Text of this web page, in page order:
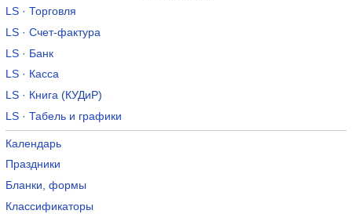
LS · Торговля
LS · Счет-фактура
LS · Банк
LS · Касса
LS · Книга (КУДиР)
LS · Табель и графики
Календарь
Праздники
Бланки, формы
Классификаторы